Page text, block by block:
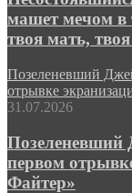
машет мечом в
твоя мать,
Позеленевший
отрывке
31.07.2026
Позеленевший
первом
Файтер»